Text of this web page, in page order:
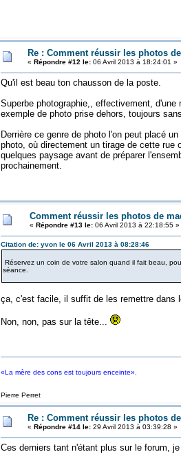
Re : Comment réussir les photos
« Répondre #12 le:06 Avril 2013 à 18:24:01 »
Qu'il est beau ton chausson de la poste.
Superbe photographie,, effectivement,
exemple de photo prise dehors, toujours
Derrière ce genre de photo l'on peut placé
photo, où directement un tirage de cette rue
quelques paysage avant de préparer
prochainement.
Comment réussir les photos de
« Répondre #13 le:06 Avril 2013 à 22:18:55 »
Citation de: yvon le 06 Avril 2013 à 08:28:46
Réservez un coin de votre salon quand il fait beau,
séance.
ça, c'est facile, il suffit de les remettre dans
Non, non, pas sur la tête...
«La mère des cons est toujours enceinte».
Pierre Perret
Re : Comment réussir les photos
« Répondre #14 le:29 Avril 2013 à 03:39:28 »
Ces derniers tant n'étant plus sur le forum,